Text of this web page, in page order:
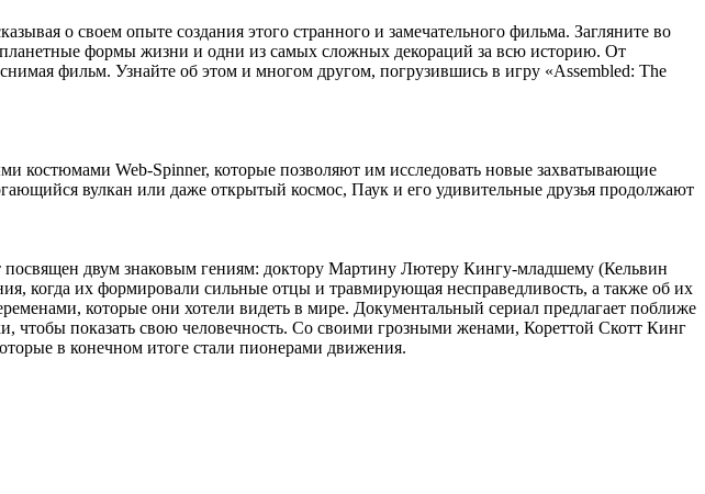
о своем опыте создания этого странного и замечательного фильма. Загляните во
формы жизни и одни из самых сложных декораций за всю историю. От
фильм. Узнайте об этом и многом другом, погрузившись в игру «Assembled: The
костюмами Web-Spinner, которые позволяют им исследовать новые захватывающие
вулкан или даже открытый космос, Паук и его удивительные друзья продолжают
двум знаковым гениям: доктору Мартину Лютеру Кингу-младшему (Кельвин
когда их формировали сильные отцы и травмирующая несправедливость, а также об их
которые они хотели видеть в мире. Документальный сериал предлагает поближе
чтобы показать свою человечность. Со своими грозными женами, Кореттой Скотт Кинг
в конечном итоге стали пионерами движения.